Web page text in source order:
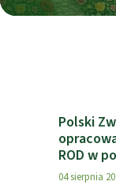
Polski
ROD w
04 sierpnia